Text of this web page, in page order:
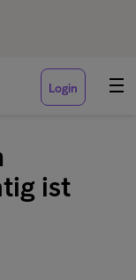
Login
ist